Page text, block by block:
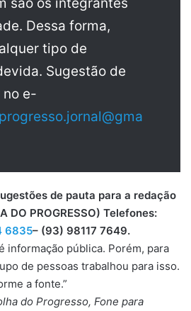
Dessa forma,
tipo de
Sugestão de
no e-
de pauta para a redação
DO PROGRESSO) Telefones:
6835– (93) 98117 7649.
informação pública. Porém, para
de pessoas trabalhou para isso.
a fonte.”
do Progresso, Fone para